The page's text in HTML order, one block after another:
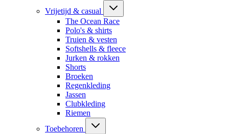
Vrijetijd & casual
The Ocean Race
Polo's & shirts
Truien & vesten
Softshells & fleece
Jurken & rokken
Shorts
Broeken
Regenkleding
Jassen
Clubkleding
Riemen
Toebehoren